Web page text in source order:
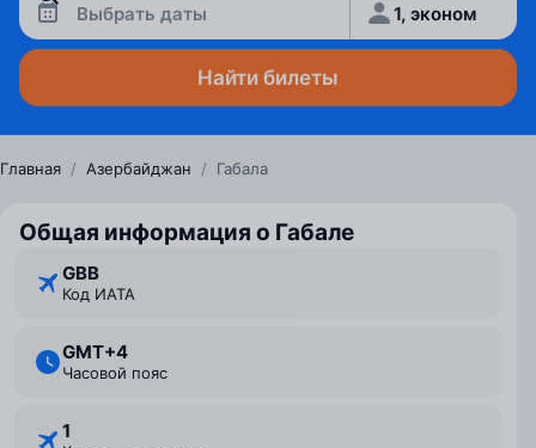
Выбрать даты 1, эконом
Найти билеты
Главная / Азербайджан / Габала
Общая информация о Габале
GBB
Код ИАТА
GMT+4
Часовой пояс
1